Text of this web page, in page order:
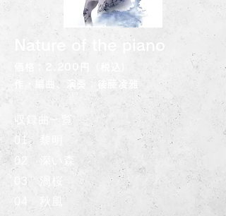
Nature of the piano
価格：2,200円（税込）
作・編曲、演奏：後藤凌雅
収録曲一覧
01 黎明
02 深い森
03 渦桜
04 秋風